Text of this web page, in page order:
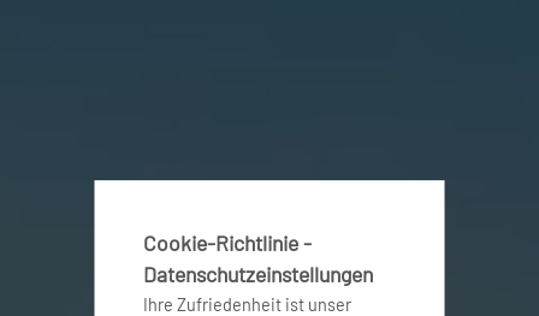
Cookie-Richtlinie -
Datenschutzeinstellungen
Ihre Zufriedenheit ist unser